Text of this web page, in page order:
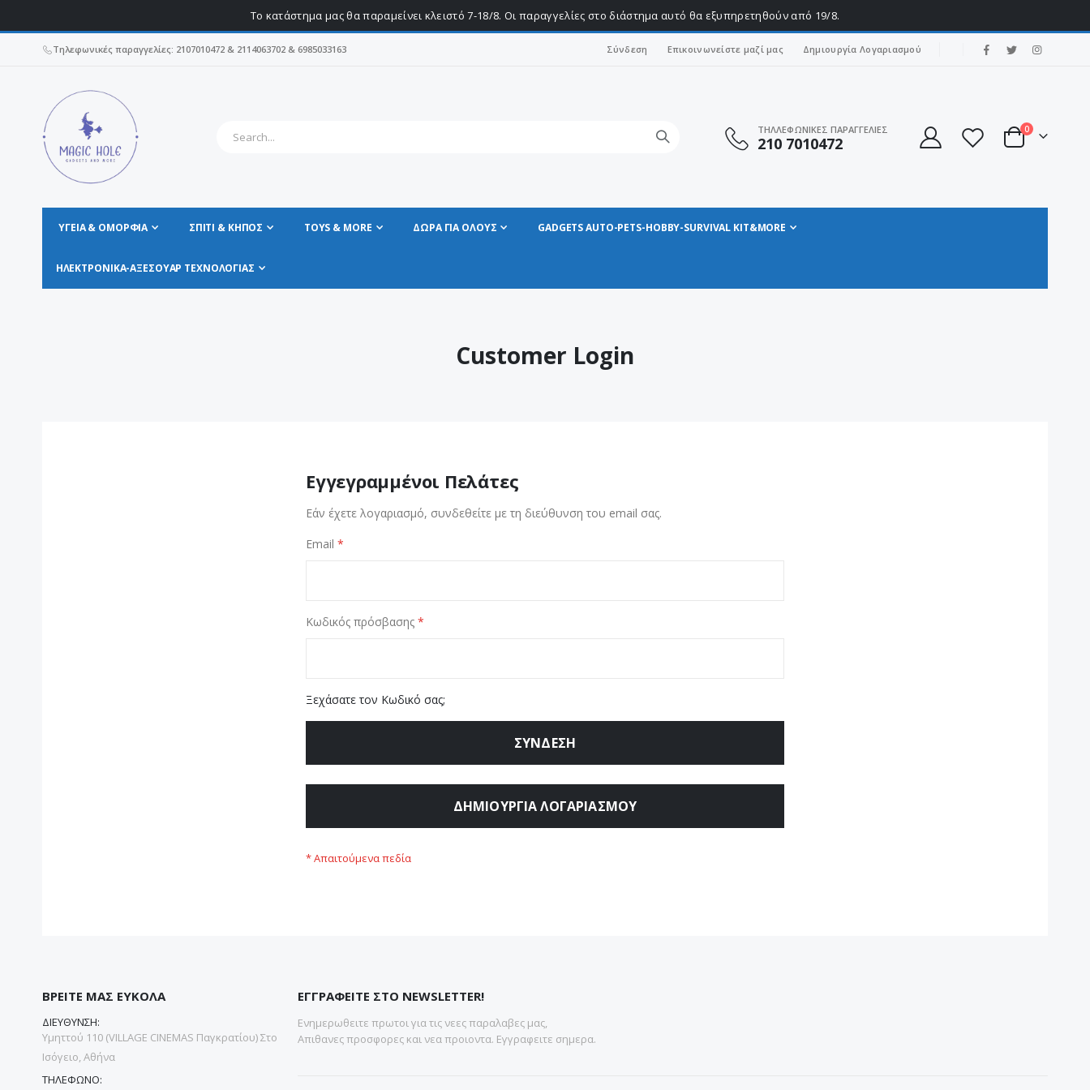
Το κατάστημα μας θα παραμείνει κλειστό 7-18/8. Οι παραγγελίες στο διάστημα αυτό θα εξυπηρετηθούν από 19/8.
Τηλεφωνικές παραγγελίες: 2107010472 & 2114063702 & 6985033163 Σύνδεση Επικοινωνείστε μαζί μας Δημιουργία Λογαριασμού
ΤΗΛΛΕΦΩΝΙΚΕΣ ΠΑΡΑΓΓΕΛΙΕΣ
210 7010472 Cart
0στοιχεία
ΥΓΕΊΑ & ΟΜΟΡΦΙΆ ΣΠΊΤΙ & ΚΗΠΟΣ TOYS & MORE ΔΩΡΑ ΓΙΑ ΟΛΟΥΣ GADGETS AUTO-PETS-HOBBY-SURVIVAL KIT&MORE
ΗΛΕΚΤΡΟΝΙΚΆ-ΑΞΕΣΟΥΆΡ ΤΕΧΝΟΛΟΓΊΑΣ
Customer Login
Εγγεγραμμένοι Πελάτες
Εάν έχετε λογαριασμό, συνδεθείτε με τη διεύθυνση του email σας.
Email
Κωδικός πρόσβασης
Ξεχάσατε τον Κωδικό σας;
ΣΎΝΔΕΣΗ
ΔΗΜΙΟΥΡΓΊΑ ΛΟΓΑΡΙΑΣΜΟΎ
ΒΡΕΙΤΕ ΜΑΣ ΕΥΚΟΛΑ
ΔΙΕΥΘΥΝΣΗ:
Υμηττού 110 (VILLAGE CINEMAS Παγκρατίου) Στο
Ισόγειο, Αθήνα
ΤΗΛΕΦΩΝΟ:
ΕΓΓΡΑΦΕΙΤΕ ΣΤΟ NEWSLETTER!
Ενημερωθειτε πρωτοι για τις νεες παραλαβες μας,
Απιθανες προσφορες και νεα προιοντα. Εγγραφειτε σημερα.